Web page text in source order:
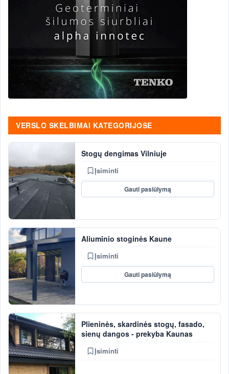
VERSLO SKELBIMAI KATEGORIJOSE
Stogų dengimas Vilniuje
Įsiminti
Gauti pasiūlymą
Aliuminio stoginės Kaune
Įsiminti
Gauti pasiūlymą
Plieninės, skardinės stogų, fasado,
sienų dangos - prekyba Kaunas
Įsiminti